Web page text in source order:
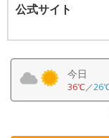
公式サイト
今日
36℃／